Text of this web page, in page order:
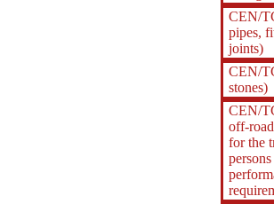
CEN/
pipes,
joints)
CEN/
stones)
CEN/
off-
for the